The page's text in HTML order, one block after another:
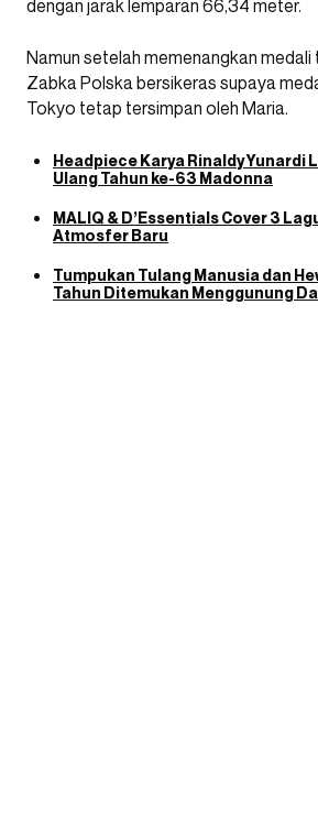
dengan jarak lemparan 66,34 meter.
Namun setelah memenangkan
Zabka Polska bersikeras supaya
Tokyo tetap tersimpan oleh Maria.
Headpiece Karya Rinaldy Yunardi
Ulang Tahun ke-63 Madonna
MALIQ & D’Essentials Cover 3
Atmosfer Baru
Tumpukan Tulang Manusia dan
Tahun Ditemukan Menggunung